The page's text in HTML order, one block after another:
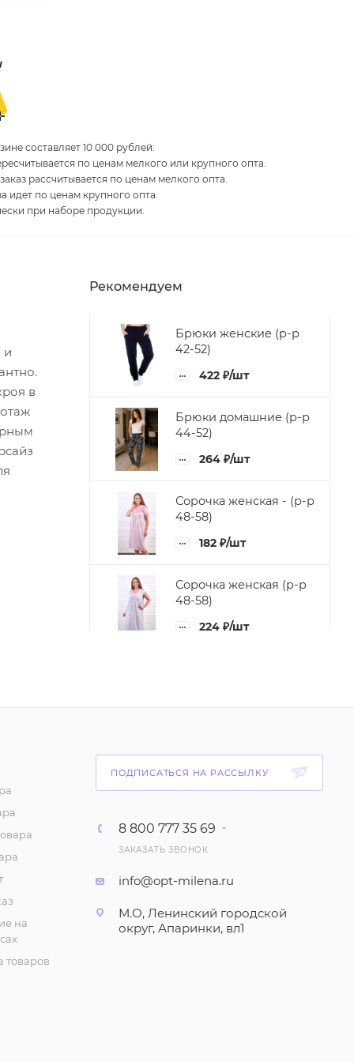
составляет 10 000 рублей.
по ценам мелкого или крупного опта.
рассчитывается по ценам мелкого опта.
идет по ценам крупного опта.
при наборе продукции.
и
в
Рекомендуем
Брюки женские (р-р
42-52)
422 ₽/шт
Брюки домашние (р-р
44-52)
264 ₽/шт
Сорочка женская - (р-р
48-58)
182 ₽/шт
Сорочка женская (р-р
48-58)
224 ₽/шт
Сорочка женская -- (р-
р 48-58)
210₽/шт
Сорочка "В горошек",
женская (р-р 48-56)
210₽/шт
Комплект "Домашний,
с брюками", женский
на
товаров
ПОДПИСАТЬСЯ НА РАССЫЛКУ
8 800 777 35 69
ЗАКАЗАТЬ ЗВОНОК
info@opt-milena.ru
М.О, Ленинский городской
округ, Апаринки, вл1